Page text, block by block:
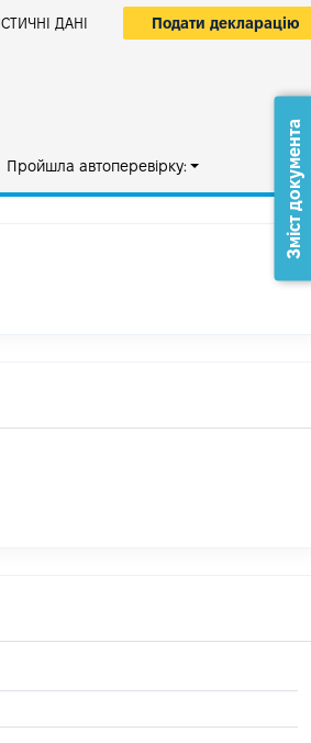
ДАНІ Подати декларацію
Пройшла автоперевірку: Зміст документа